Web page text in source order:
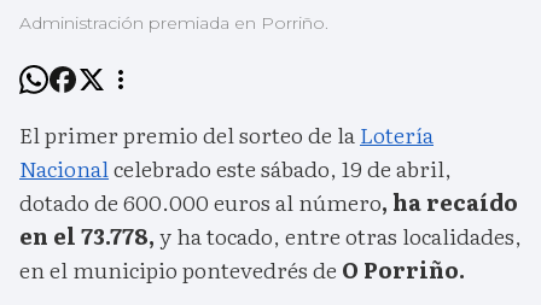
Administración premiada en Porriño.
El primer premio del sorteo de laLotería
Nacionalcelebrado este sábado, 19 de abril,
dotado de 600.000 euros al número, ha recaído
en el 73.778,y ha tocado, entre otras localidades,
en el municipio pontevedrés de O Porriño.